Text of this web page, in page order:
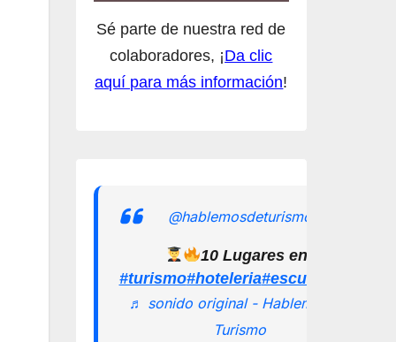
Sé parte de nuestra red de
colaboradores, ¡Da clic
aquí para más información!
@hablemosdeturismomx
10 Lugares en los que
#turismo#hoteleria
♬ sonido original - Hablemos de
Turismo